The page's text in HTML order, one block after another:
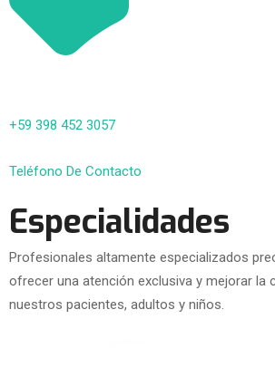
+59 398 452 3057
Teléfono De Contacto
Especialidades
Profesionales altamente especializados
ofrecer una atención exclusiva y mejorar la
nuestros pacientes, adultos y niños.